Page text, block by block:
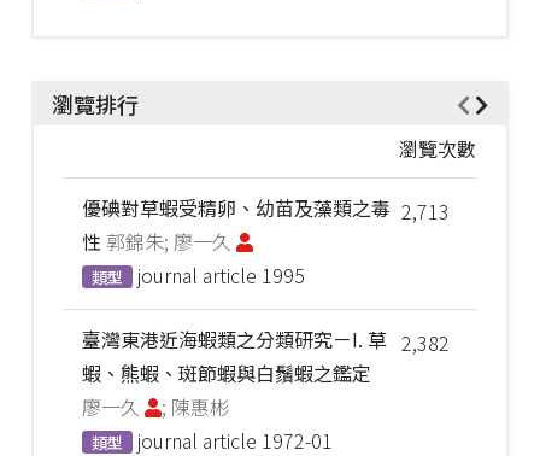
瀏覽排行
瀏覽次數
2,713
優碘對草蝦受精卵、幼苗及藻類之毒
性 郭錦朱; 廖一久
類型 journal article 1995
2,382
臺灣東港近海蝦類之分類研究－I. 草
蝦、熊蝦、斑節蝦與白鬚蝦之鑑定
廖一久
; 陳惠彬
類型 journal article 1972-01